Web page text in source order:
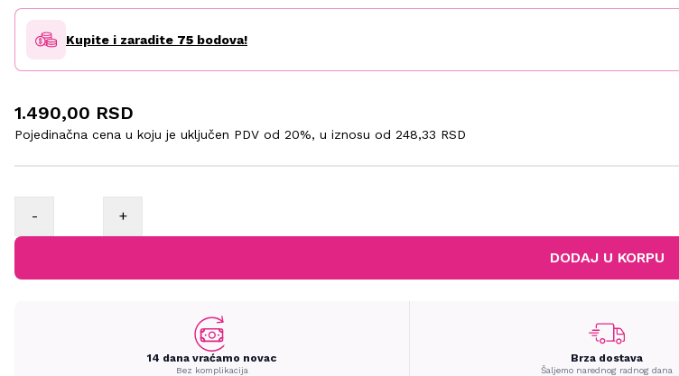
Kupite i zaradite 75 bodova!
1.490,00 RSD
Pojedinačna cena u koju je uključen PDV od 20%, u iznosu od 248,33 RSD
- +
DODAJ U KORPU
14 dana vraćamo novac
Bez komplikacija
Brza dostava
Šaljemo narednog radnog dana